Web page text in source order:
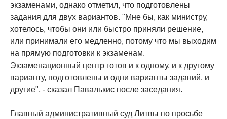
экзаменами, однако отметил, что подготовлены
задания для двух вариантов. "Мне бы, как министру,
хотелось, чтобы они или быстро приняли решение,
или принимали его медленно, потому что мы выходим
на прямую подготовки к экзаменам.
Экзаменационный центр готов и к одному, и к другому
варианту, подготовлены и одни варианты заданий, и
другие", - сказал Павалькис после заседания.
Главный административный суд Литвы по просьбе